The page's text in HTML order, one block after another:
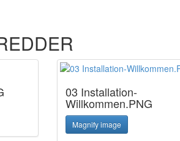
03 Installation-
Willkommen.PNG
Magnify image